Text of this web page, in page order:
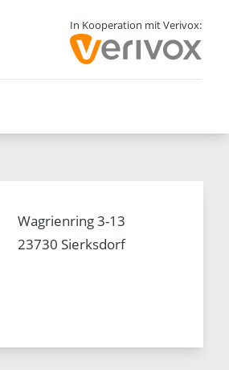
In Kooperation mit Verivox:
Wagrienring 3-13
23730 Sierksdorf